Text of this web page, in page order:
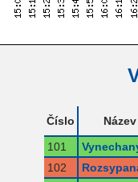
Číslo
101
102